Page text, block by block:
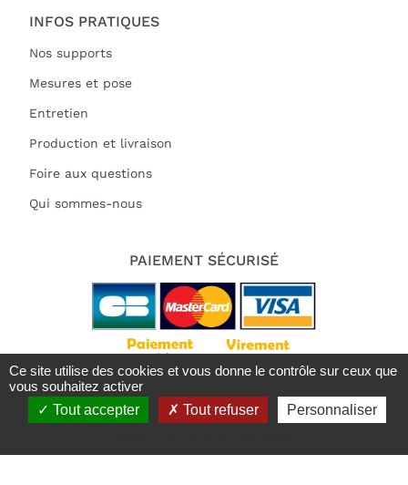
Ce site utilise des cookies et vous donne le contrôle sur ceux que
vous souhaitez activer
Tout accepter
Tout refuser Personnaliser
INFOS PRATIQUES
Nos supports
Mesures et pose
Entretien
Production et livraison
Foire aux questions
Qui sommes-nous
PAIEMENT SÉCURISÉ